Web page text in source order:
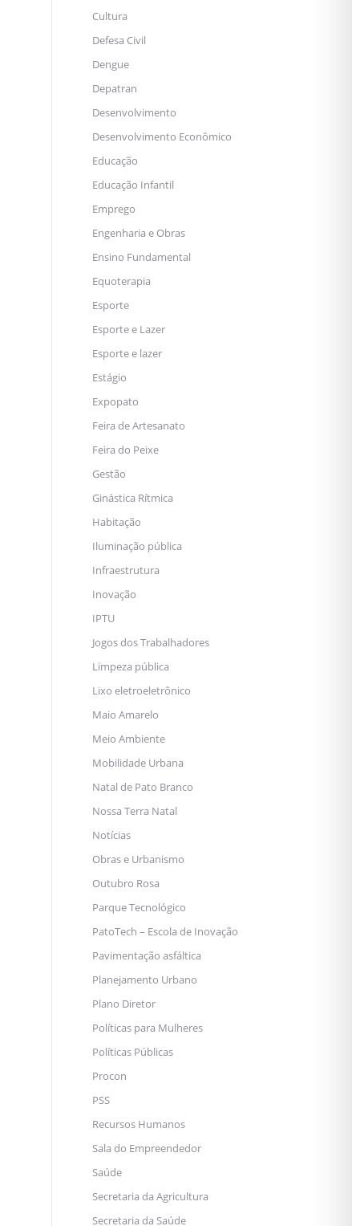
Cultura
Defesa Civil
Dengue
Depatran
Desenvolvimento
Desenvolvimento Econômico
Educação
Educação Infantil
Emprego
Engenharia e Obras
Ensino Fundamental
Equoterapia
Esporte
Esporte e Lazer
Esporte e lazer
Estágio
Expopato
Feira de Artesanato
Feira do Peixe
Gestão
Ginástica Rítmica
Habitação
Iluminação pública
Infraestrutura
Inovação
IPTU
Jogos dos Trabalhadores
Limpeza pública
Lixo eletroeletrônico
Maio Amarelo
Meio Ambiente
Mobilidade Urbana
Natal de Pato Branco
Nossa Terra Natal
Notícias
Obras e Urbanismo
Outubro Rosa
Parque Tecnológico
PatoTech – Escola de Inovação
Pavimentação asfáltica
Planejamento Urbano
Plano Diretor
Políticas para Mulheres
Políticas Públicas
Procon
PSS
Recursos Humanos
Sala do Empreendedor
Saúde
Secretaria da Agricultura
Secretaria da Saúde